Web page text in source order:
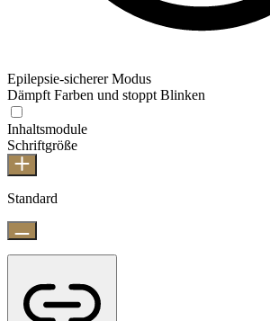
Epilepsie-sicherer Modus
Dämpft Farben und stoppt Blinken
Inhaltsmodule
Schriftgröße
Standard